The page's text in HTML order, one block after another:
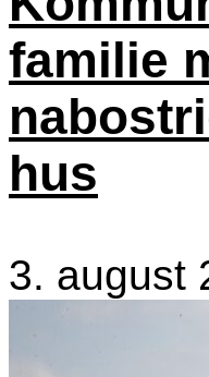
familie
hus
3. august